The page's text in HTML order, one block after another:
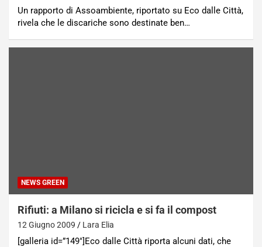
Un rapporto di Assoambiente, riportato su Eco dalle Città,
rivela che le discariche sono destinate ben…
NEWS GREEN
Rifiuti: a Milano si ricicla e si fa il compost
12 Giugno 2009 Lara Elia
[galleria id=”149″]Eco dalle Città riporta alcuni dati, che